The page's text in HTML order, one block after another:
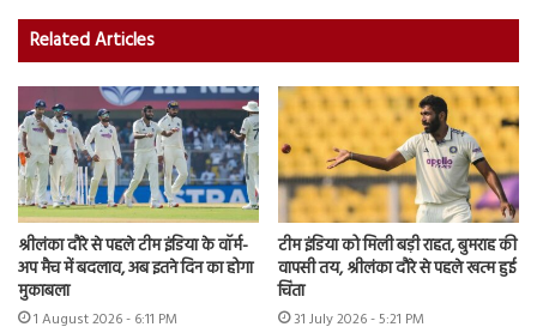
Related Articles
श्रीलंका दौरे से पहले टीम इंडिया के वॉर्म-
अप मैच में बदलाव, अब इतने दिन का होगा
मुकाबला
1 August 2026 - 6:11 PM
टीम इंडिया को मिली बड़ी राहत, बुमराह की
वापसी तय, श्रीलंका दौरे से पहले खत्म हुई
चिंता
31 July 2026 - 5:21 PM